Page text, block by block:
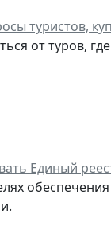
туристов,
от туров,
Единый